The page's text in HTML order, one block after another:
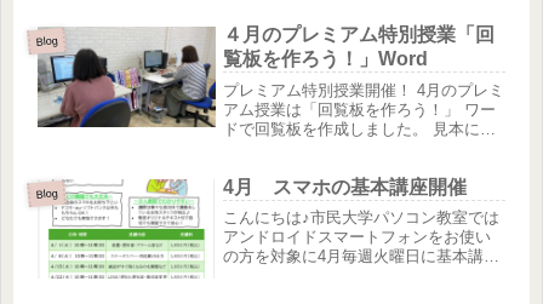
Blog
４月のプレミアム特別授業「回
覧板を作ろう！」Word
プレミアム特別授業開催！ 4月のプレミ
アム授業は「回覧板を作ろう！」 ワー
ドで回覧板を作成しました。 見本にあ
た。 町内会の現役の役員の方はもちろ
ん、今後そのような予定があ...
Blog 4月 スマホの基本講座開催
こんにちは♪市民大学パソコン教室では
アンドロイドスマートフォンをお使い
の方を対象に4月毎週火曜日に基本講座